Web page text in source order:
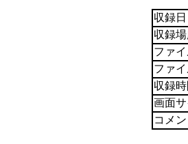
収録日
収録
ファ
ファ
収録時
画面
コメン